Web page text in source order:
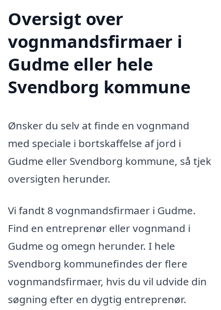
Oversigt over
vognmandsfirmaer i
Gudme eller hele
Svendborg kommune
Ønsker du selv at finde en vognmand
med speciale i bortskaffelse af jord i
Gudme eller Svendborg kommune, så tjek
oversigten herunder.
Vi fandt 8 vognmandsfirmaer i Gudme.
Find en entreprenør eller vognmand i
Gudme og omegn herunder. I hele
Svendborg kommunefindes der flere
vognmandsfirmaer, hvis du vil udvide din
søgning efter en dygtig entreprenør.